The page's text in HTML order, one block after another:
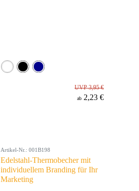
UVP 3,95 €
ab 2,23 €
Artikel-Nr.: 001B198
Edelstahl-Thermobecher mit
individuellem Branding für Ihr
Marketing